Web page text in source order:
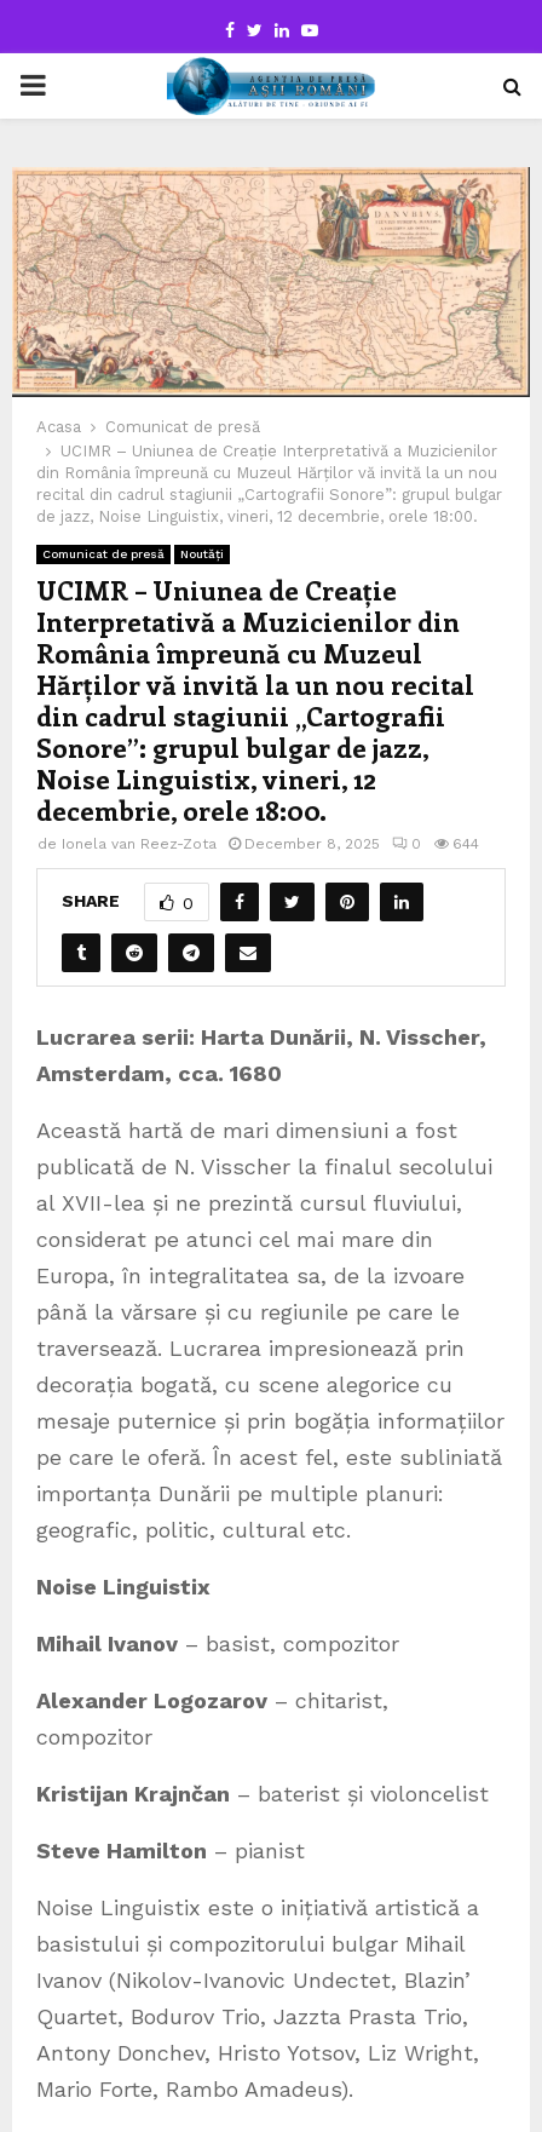
Facebook
TwitterLinkedinYoutube
PRIMARY
Acasa
Comunicat de presă
UCIMR – Uniunea de Creație Interpretativă a Muzicienilor
din România împreună cu Muzeul Hărților vă invită la un nou
recital din cadrul stagiunii „Cartografii Sonore”: grupul bulgar
de jazz, Noise Linguistix, vineri, 12 decembrie, orele 18:00.
Comunicat de presă Noutăți
UCIMR – Uniunea de Creație
Interpretativă a Muzicienilor din
România împreună cu Muzeul
Hărților vă invită la un nou recital
din cadrul stagiunii „Cartografii
Sonore”: grupul bulgar de jazz,
Noise Linguistix, vineri, 12
decembrie, orele 18:00.
de Ionela van Reez-Zota December 8, 2025 0 644
SHARE 0
Lucrarea serii: Harta Dunării, N. Visscher,
Amsterdam, cca. 1680
Această hartă de mari dimensiuni a fost
publicată de N. Visscher la finalul secolului
al XVII-lea și ne prezintă cursul fluviului,
considerat pe atunci cel mai mare din
Europa, în integralitatea sa, de la izvoare
până la vărsare și cu regiunile pe care le
traversează. Lucrarea impresionează prin
decorația bogată, cu scene alegorice cu
mesaje puternice și prin bogăția informațiilor
pe care le oferă. În acest fel, este subliniată
importanța Dunării pe multiple planuri:
geografic, politic, cultural etc.
Noise Linguistix
Mihail Ivanov – basist, compozitor
Alexander Logozarov – chitarist,
compozitor
Kristijan Krajnčan – baterist și violoncelist
Steve Hamilton – pianist
Noise Linguistix este o inițiativă artistică a
basistului și compozitorului bulgar Mihail
Ivanov (Nikolov-Ivanovic Undectet, Blazin’
Quartet, Bodurov Trio, Jazzta Prasta Trio,
Antony Donchev, Hristo Yotsov, Liz Wright,
Mario Forte, Rambo Amadeus).